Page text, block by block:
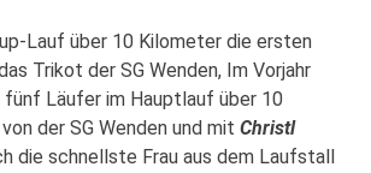
Lauf über 10 Kilometer die ersten
Trikot der SG Wenden, Im Vorjahr
fünf Läufer im Hauptlauf über 10
der SG Wenden und mitChristl
die schnellste Frau aus dem Laufstall